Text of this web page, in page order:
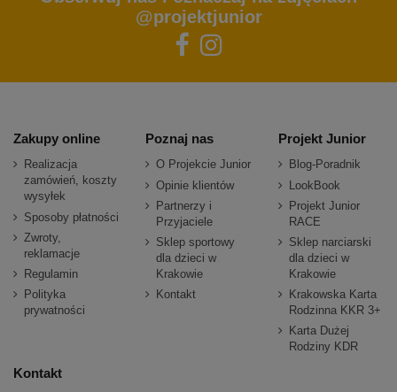
@projektjunior
Zakupy online
Realizacja
zamówień, koszty
wysyłek
Sposoby płatności
Zwroty,
reklamacje
Regulamin
Polityka
prywatności
Poznaj nas
O Projekcie Junior
Opinie klientów
Partnerzy i
Przyjaciele
Sklep sportowy
dla dzieci w
Krakowie
Kontakt
Projekt Junior
Blog-Poradnik
LookBook
Projekt Junior
RACE
Sklep narciarski
dla dzieci w
Krakowie
Krakowska Karta
Rodzinna KKR 3+
Karta Dużej
Rodziny KDR
Kontakt